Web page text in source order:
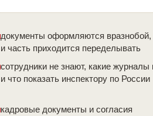
документы оформляются вразнобой,
и часть приходится переделывать
сотрудники не знают, какие журналы
и что показать инспектору по России
кадровые документы и согласия